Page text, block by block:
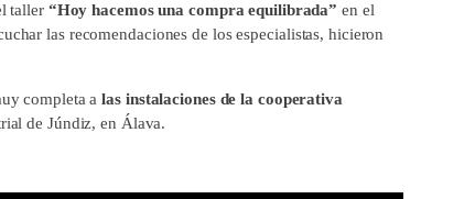
taller “Hoy hacemos una compra equilibrada” en el
las recomendaciones de los especialistas, hicieron
completa alas instalaciones de la cooperativa
de Júndiz, en Álava.